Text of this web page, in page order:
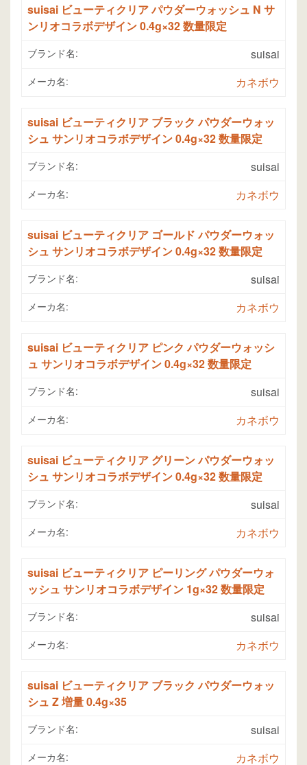
suisai ビューティクリア パウダーウォッシュ N サ
ンリオコラボデザイン 0.4g×32 数量限定
ブランド名: suisai
メーカ名: カネボウ
suisai ビューティクリア ブラック パウダーウォッ
シュ サンリオコラボデザイン 0.4g×32 数量限定
ブランド名: suisai
メーカ名: カネボウ
suisai ビューティクリア ゴールド パウダーウォッ
シュ サンリオコラボデザイン 0.4g×32 数量限定
ブランド名: suisai
メーカ名: カネボウ
suisai ビューティクリア ピンク パウダーウォッシ
ュ サンリオコラボデザイン 0.4g×32 数量限定
ブランド名: suisai
メーカ名: カネボウ
suisai ビューティクリア グリーン パウダーウォッ
シュ サンリオコラボデザイン 0.4g×32 数量限定
ブランド名: suisai
メーカ名: カネボウ
suisai ビューティクリア ピーリング パウダーウォ
ッシュ サンリオコラボデザイン 1g×32 数量限定
ブランド名: suisai
メーカ名: カネボウ
suisai ビューティクリア ブラック パウダーウォッ
シュ Z 増量 0.4g×35
ブランド名: suisai
メーカ名: カネボウ